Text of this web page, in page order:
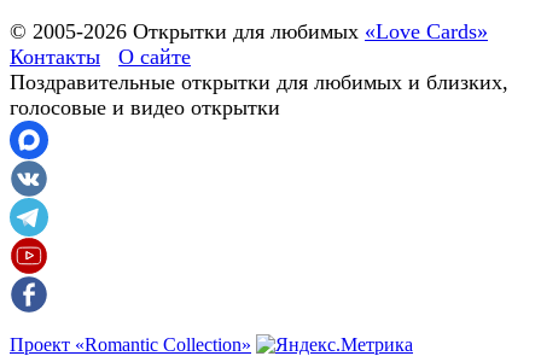
© 2005-2026 Открытки для любимых «Love Cards»
Контакты
О сайте
Поздравительные открытки для любимых и близких,
голосовые и видео открытки
Проект «Romantic Collection»